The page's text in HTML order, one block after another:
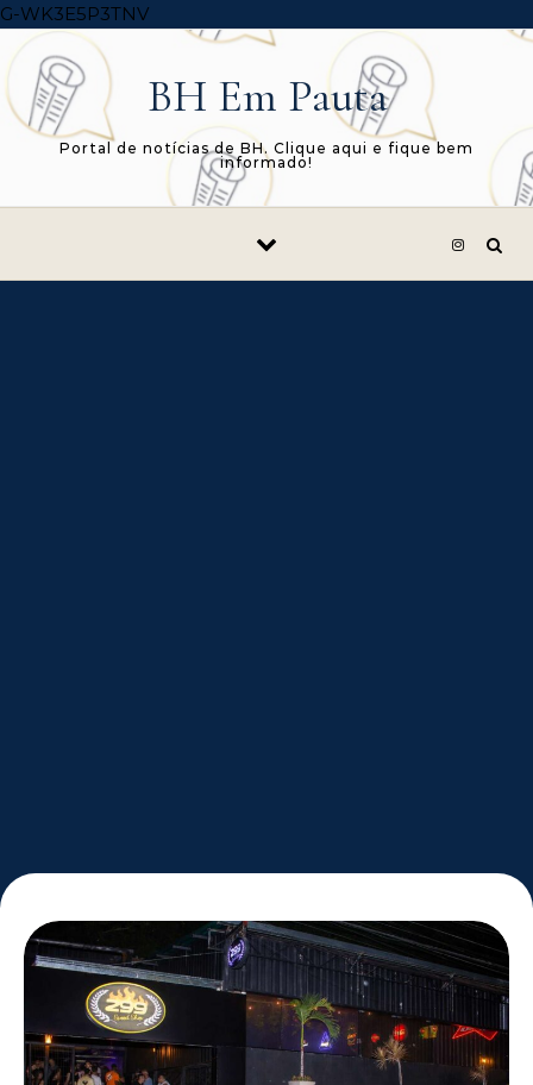
G-WK3E5P3TNVSkip to content
BH Em Pauta
Portal de notícias de BH. Clique aqui e fique bem
informado!